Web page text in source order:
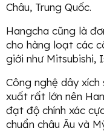
Châu, Trung Quốc.
Hangcha cũng là
cho hàng loạt các
giới như Mitsubishi,
Công nghệ dây
xuất rất lớn nên
đạt độ chính xác
chuẩn châu Âu và